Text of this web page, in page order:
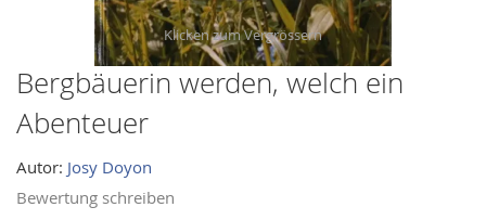
Bergbäuerin werden, welch ein
Abenteuer
Autor: Josy Doyon
Bewertung schreiben
Skip
the
the